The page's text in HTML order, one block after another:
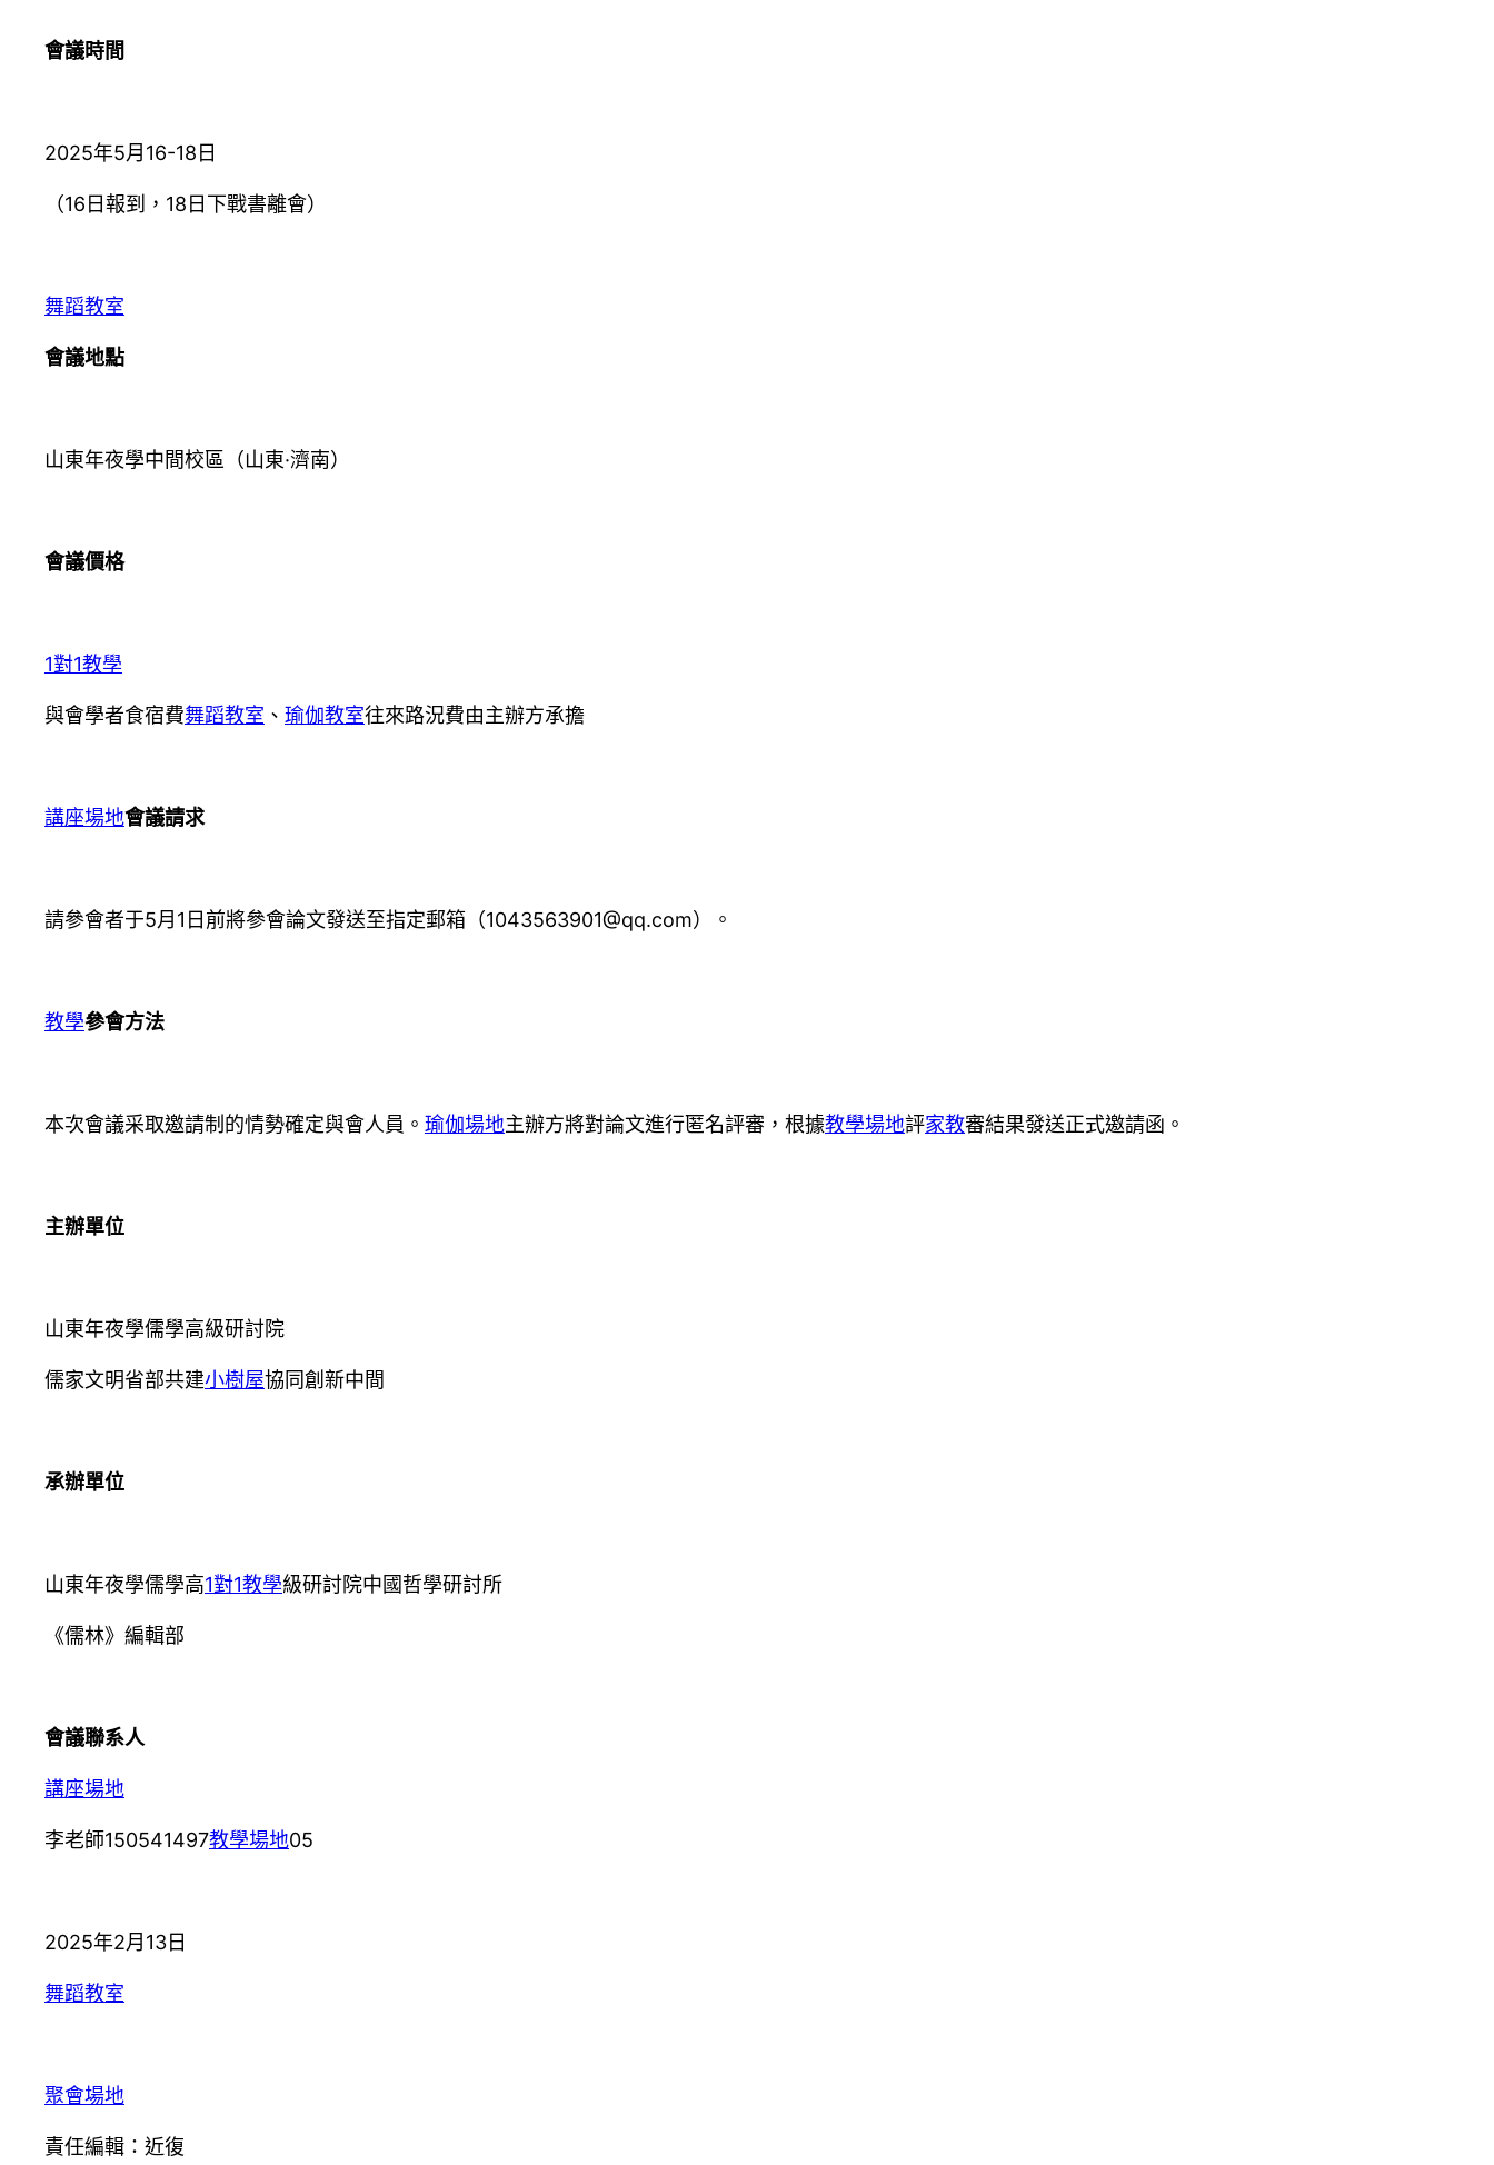
會議時間
2025年5月16-18日
（16日報到，18日下戰書離會）
舞蹈教室
會議地點
山東年夜學中間校區（山東·濟南）
會議價格
1對1教學
與會學者食宿費舞蹈教室 、 瑜伽教室往來路況費由主辦方承擔
講座場地會議請求
請參會者于5月1日前將參會論文發送至指定郵箱（1043563901@qq.com）。
教學參會方法
本次會議采取邀請制的情勢確定與會人員。 瑜伽場地主辦方將對論文進行匿名評審，根據教學場地評家教審結果發送正式邀請函。
主辦單位
山東年夜學儒學高級研討院
儒家文明省部共建小樹屋協同創新中間
承辦單位
山東年夜學儒學高1對1教學級研討院中國哲學研討所
《儒林》編輯部
會議聯系人
講座場地
李老師150541497教學場地05
2025年2月13日
舞蹈教室
聚會場地
責任編輯：近復